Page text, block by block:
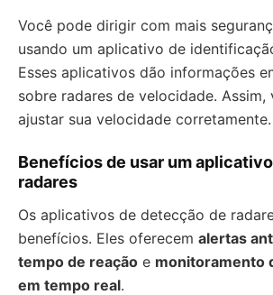
Você pode dirigir com mais
usando um aplicativo de
Esses aplicativos dão informações
sobre radares de velocidade. Assim,
ajustar sua velocidade corretamente.
Benefícios de usar um
radares
Os aplicativos de detecção de
benefícios. Eles oferecem alertas
tempo de reação e monitoramento
em tempo real.